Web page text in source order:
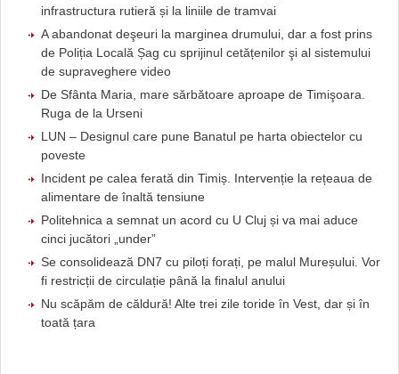
infrastructura rutieră și la liniile de tramvai
A abandonat deşeuri la marginea drumului, dar a fost prins
de Poliția Locală Șag cu sprijinul cetățenilor şi al sistemului
de supraveghere video
De Sfânta Maria, mare sărbătoare aproape de Timişoara.
Ruga de la Urseni
LUN – Designul care pune Banatul pe harta obiectelor cu
poveste
Incident pe calea ferată din Timiș. Intervenție la rețeaua de
alimentare de înaltă tensiune
Politehnica a semnat un acord cu U Cluj și va mai aduce
cinci jucători „under”
Se consolidează DN7 cu piloți forați, pe malul Mureșului. Vor
fi restricții de circulație până la finalul anului
Nu scăpăm de căldură! Alte trei zile toride în Vest, dar și în
toată țara